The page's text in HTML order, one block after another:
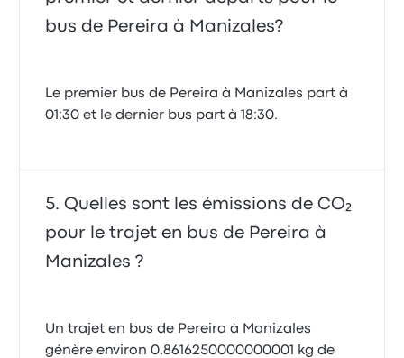
bus de Pereira à Manizales?
Le premier bus de Pereira à Manizales part à
01:30 et le dernier bus part à 18:30.
Quelles sont les émissions de CO₂
pour le trajet en bus de Pereira à
Manizales ?
Un trajet en bus de Pereira à Manizales
génère environ 0.8616250000000001 kg de